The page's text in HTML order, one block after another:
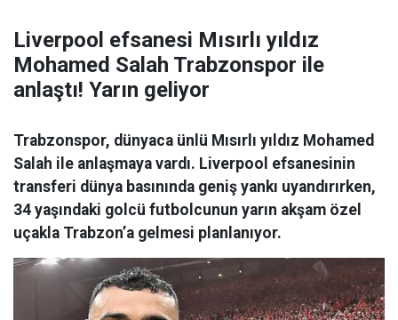
Liverpool efsanesi Mısırlı yıldız
Mohamed Salah Trabzonspor ile
anlaştı! Yarın geliyor
Trabzonspor, dünyaca ünlü Mısırlı yıldız Mohamed
Salah ile anlaşmaya vardı. Liverpool efsanesinin
transferi dünya basınında geniş yankı uyandırırken,
34 yaşındaki golcü futbolcunun yarın akşam özel
uçakla Trabzon’a gelmesi planlanıyor.